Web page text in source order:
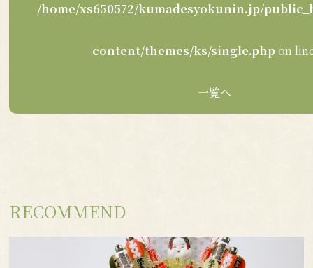
/home/xs650572/kumadesyokunin.jp/
content/themes/ks/single.phpon
一覧へ
RECOMMEND